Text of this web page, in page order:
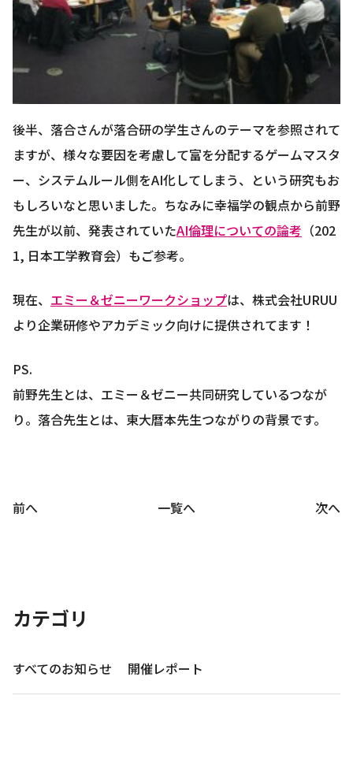
後半、落合さんが落合研の学生さんのテーマを参照されて
ますが、様々な要因を考慮して富を分配するゲームマスタ
ー、システムルール側をAI化してしまう、という研究もお
もしろいなと思いました。ちなみに幸福学の観点から前野
先生が以前、発表されていたAI倫理についての論考 （202
1, 日本工学教育会）もご参考。
現在、 エミー＆ゼニーワークショップは、株式会社URUU
より企業研修やアカデミック向けに提供されてます！
PS.
前野先生とは、エミー＆ゼニー共同研究しているつなが
り。落合先生とは、東大暦本先生つながりの背景です。
前へ 一覧へ 次へ
カテゴリ
すべてのお知らせ 開催レポート